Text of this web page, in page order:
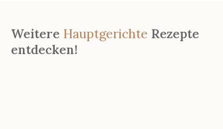
Weitere Hauptgerichte Rezepte
entdecken!